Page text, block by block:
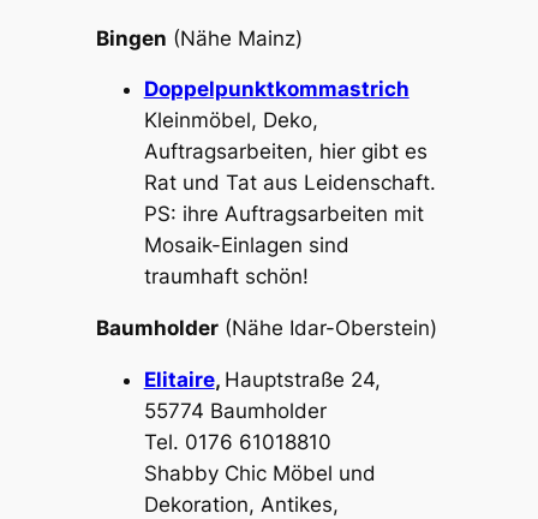
Bingen (Nähe Mainz)
Doppelpunktkommastrich
Kleinmöbel, Deko,
Auftragsarbeiten, hier gibt es
Rat und Tat aus Leidenschaft.
PS: ihre Auftragsarbeiten mit
Mosaik-Einlagen sind
traumhaft schön!
Baumholder(Nähe Idar-Oberstein)
Elitaire, Hauptstraße 24,
55774 Baumholder
Tel. 0176 61018810
Shabby Chic Möbel und
Dekoration, Antikes,